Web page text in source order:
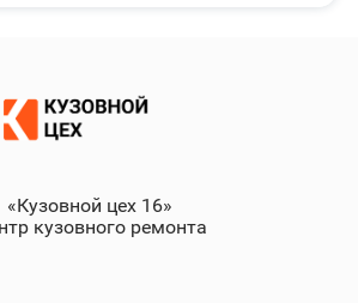
«Кузовной цех 16»
кузовного ремонта